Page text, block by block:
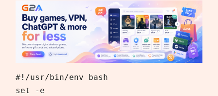
#!/usr/bin/env bash
set -e